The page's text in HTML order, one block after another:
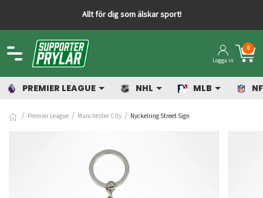
Allt för dig som älskar sport!
Logga in
0
PREMIER LEAGUE NHL MLB
Premier League Manchester City Nyckelring Street Sign